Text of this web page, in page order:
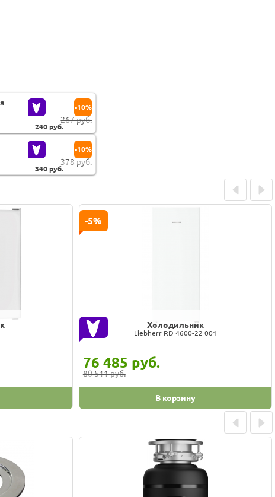
240 руб.
267 руб.
-10%
340 руб.
378 руб.
-10%
Холодильник
Hyundai CO10031H серебристый
12 004 руб.
13 338 руб.
-10%
В корзину
Prev Next
Prev Next